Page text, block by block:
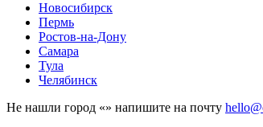
Новосибирск
Пермь
Ростов-на-Дону
Самара
Тула
Челябинск
Не нашли город «» напишите на почту